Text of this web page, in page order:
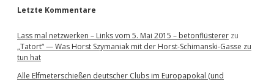
Letzte Kommentare
Lass mal netzwerken – Links vom 5. Mai 2015 – betonflüsterer zu
„Tatort“ — Was Horst Szymaniak mit der Horst-Schimanski-Gasse zu
tun hat
Alle Elfmeterschießen deutscher Clubs im Europapokal (und